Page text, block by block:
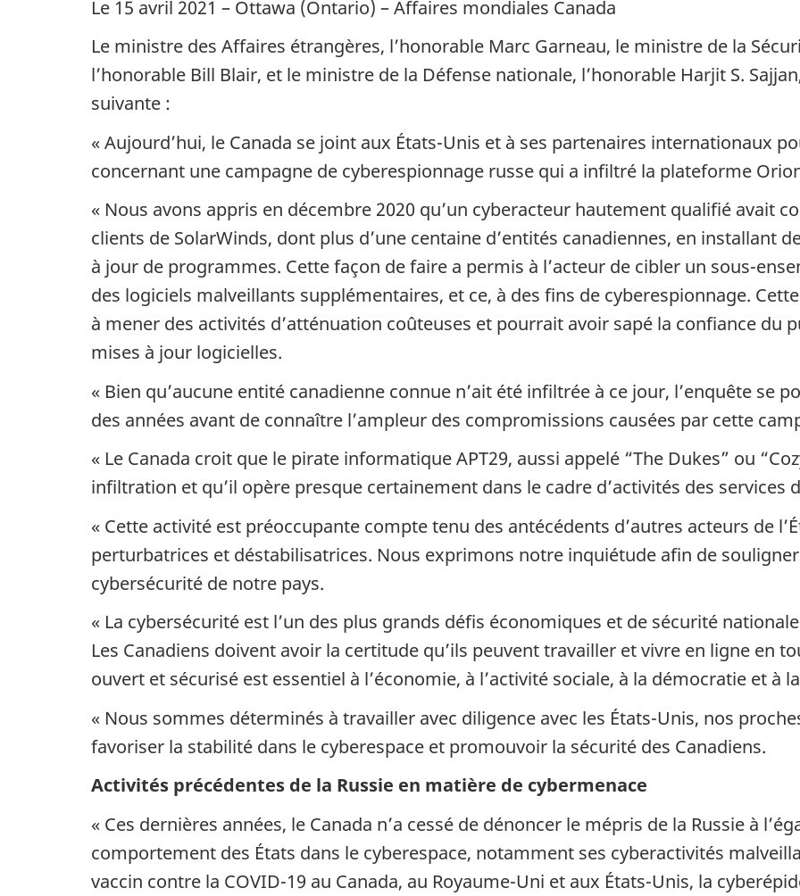
Le 15 avril 2021 – Ottawa (Ontario) – Affaires mondiales Canada
Le ministre des Affaires étrangères, l’honorable Marc Garneau, le ministre de la
l’honorable Bill Blair, et le ministre de la Défense nationale, l’honorable Harjit S.
suivante :
« Aujourd’hui, le Canada se joint aux États-Unis et à ses partenaires internationaux
concernant une campagne de cyberespionnage russe qui a infiltré la plateforme
« Nous avons appris en décembre 2020 qu’un cyberacteur hautement qualifié avait
clients de SolarWinds, dont plus d’une centaine d’entités canadiennes, en installant
à jour de programmes. Cette façon de faire a permis à l’acteur de cibler un sous-
des logiciels malveillants supplémentaires, et ce, à des fins de cyberespionnage.
à mener des activités d’atténuation coûteuses et pourrait avoir sapé la confiance du
mises à jour logicielles.
« Bien qu’aucune entité canadienne connue n’ait été infiltrée à ce jour, l’enquête se
des années avant de connaître l’ampleur des compromissions causées par cette
« Le Canada croit que le pirate informatique APT29, aussi appelé “The Dukes” ou
infiltration et qu’il opère presque certainement dans le cadre d’activités des services
« Cette activité est préoccupante compte tenu des antécédents d’autres acteurs de
perturbatrices et déstabilisatrices. Nous exprimons notre inquiétude afin de
cybersécurité de notre pays.
« La cybersécurité est l’un des plus grands défis économiques et de sécurité
Les Canadiens doivent avoir la certitude qu’ils peuvent travailler et vivre en ligne en
ouvert et sécurisé est essentiel à l’économie, à l’activité sociale, à la démocratie et à
« Nous sommes déterminés à travailler avec diligence avec les États-Unis, nos
favoriser la stabilité dans le cyberespace et promouvoir la sécurité des Canadiens.
Activités précédentes de la Russie en matière de cybermenace
« Ces dernières années, le Canada n’a cessé de dénoncer le mépris de la Russie à
comportement des États dans le cyberespace, notamment ses cyberactivités
vaccin contre la COVID-19 au Canada, au Royaume-Uni et aux États-Unis, la